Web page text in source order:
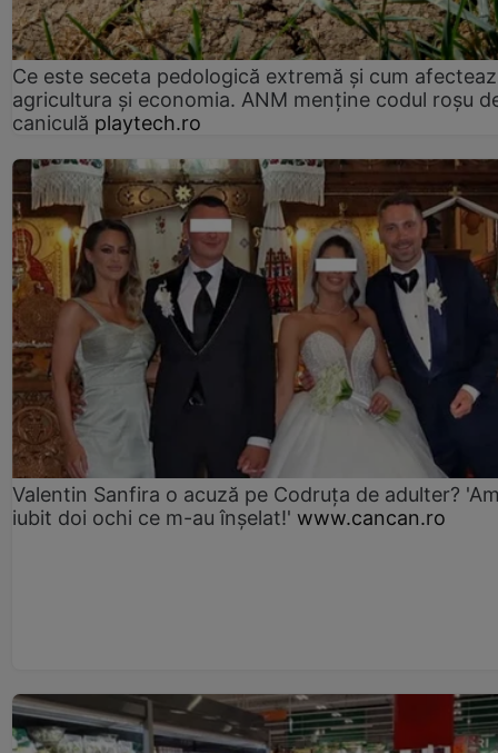
Ce este seceta pedologică extremă și cum
agricultura și economia. ANM menține codul roșu
caniculă playtech.ro
Valentin Sanfira o acuză pe Codruța de adulter?
iubit doi ochi ce m-au înșelat!' www.cancan.ro